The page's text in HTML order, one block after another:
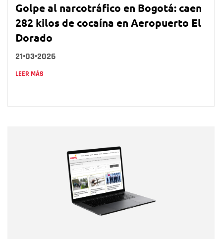
Golpe al narcotráfico en Bogotá: caen
282 kilos de cocaína en Aeropuerto El
Dorado
21•03•2026
LEER MÁS
Correo electrónico
Tipo de comentario